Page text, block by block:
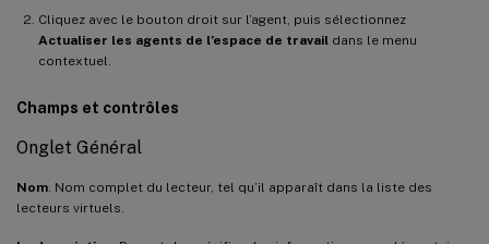
Cliquez avec le bouton droit sur l’agent, puis sélectionnez
Actualiser les agents de l’espace de travail dans le menu
contextuel.
Champs et contrôles
Onglet Général
Nom . Nom complet du lecteur, tel qu’il apparaît dans la liste des
lecteurs virtuels.